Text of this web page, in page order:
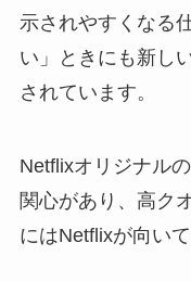
示されやすくなる
い」ときにも新し
されています。
Netflixオリジナル
関心があり、高ク
にはNetflixが向い